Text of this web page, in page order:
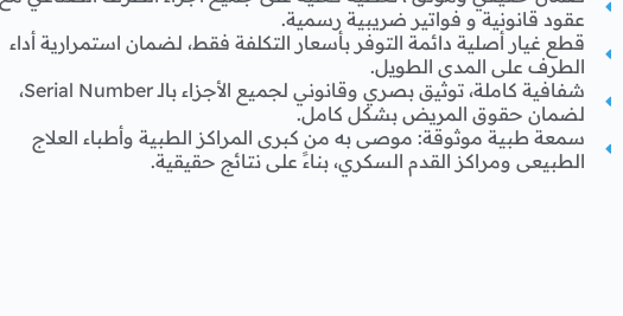
عقود قانونية و فواتير ضريبية رسمية.
قطع غيار أصلية دائمة التوفر بأسعار التكلفة فقط، لضمان استمرارية أداء
الطرف على المدى الطويل.
شفافية كاملة، توثيق بصري وقانوني لجميع الأجزاء بالـ Serial Number،
لضمان حقوق المريض بشكل كامل.
سمعة طبية موثوقة: موصى به من كبرى المراكز الطبية وأطباء العلاج
الطبيعى ومراكز القدم السكري، بناءً على نتائج حقيقية.